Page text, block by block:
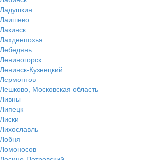
Ладушкин
Лаишево
Лакинск
Лахденпохья
Лебедянь
Лениногорск
Ленинск-Кузнецкий
Лермонтов
Лешково, Московская область
Ливны
Липецк
Лиски
Лихославль
Лобня
Ломоносов